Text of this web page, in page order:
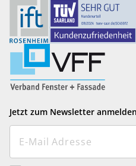
Jetzt zum Newsletter anmelden